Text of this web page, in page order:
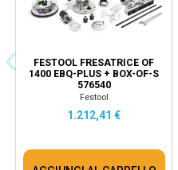
FESTOOL FRESATRICE OF
1400 EBQ-PLUS + BOX-OF-S
576540
Festool
1.212,41 €